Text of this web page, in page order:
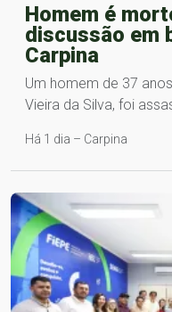
Homem é
discussão em
Carpina
Um homem de 37
Vieira da Silva, foi
Há 1 dia – Carpina